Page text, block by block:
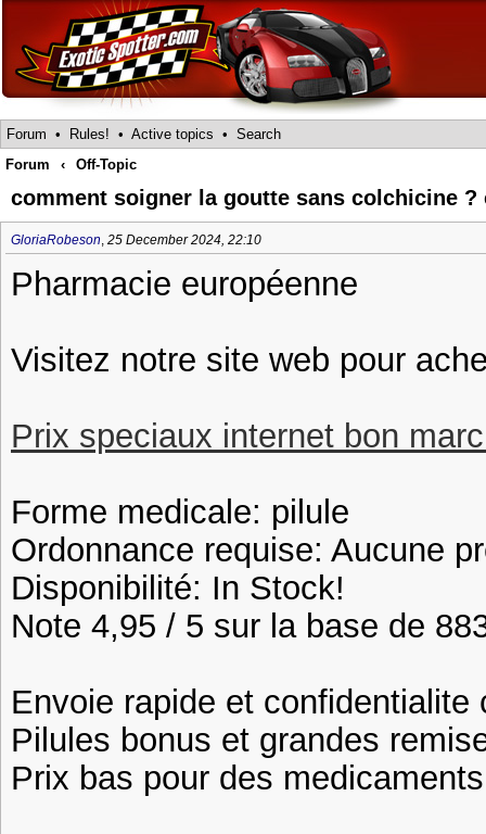
Forum • Rules! • Active topics • Search
Forum
‹ Off-Topic
comment soigner la goutte sans colchicine
GloriaRobeson, 25 December 2024, 22:10
Pharmacie européenne
Visitez notre site web pour
Prix speciaux internet bon
Forme medicale: pilule
Ordonnance requise: Aucune
Disponibilité: In Stock!
Note 4,95 / 5 sur la base de
Envoie rapide et confidentialite
Pilules bonus et grandes
Prix bas pour des